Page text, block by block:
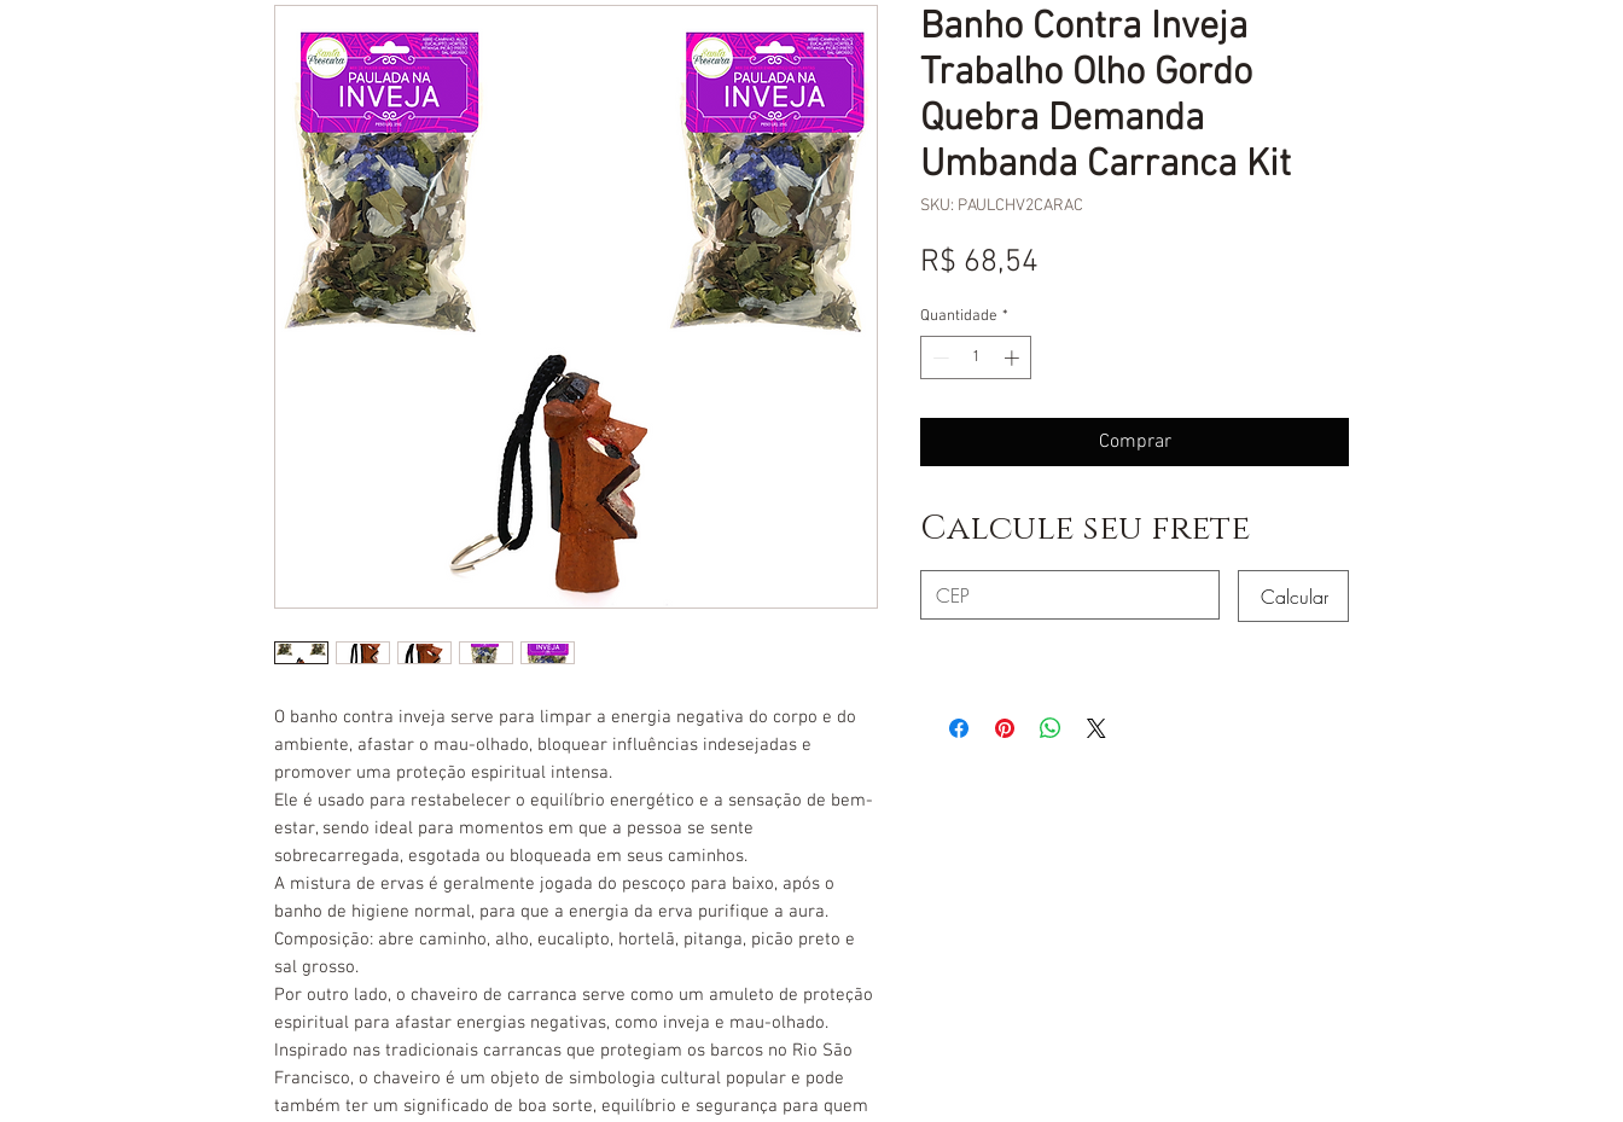
O banho contra inveja serve para limpar a energia negativa do corpo e do
ambiente, afastar o mau-olhado, bloquear influências indesejadas e
promover uma proteção espiritual intensa.
Ele é usado para restabelecer o equilíbrio energético e a sensação de bem-
estar, sendo ideal para momentos em que a pessoa se sente
sobrecarregada, esgotada ou bloqueada em seus caminhos.
A mistura de ervas é geralmente jogada do pescoço para baixo, após o
banho de higiene normal, para que a energia da erva purifique a aura.
Composição: abre caminho, alho, eucalipto, hortelã, pitanga, picão preto e
sal grosso.
Por outro lado, o chaveiro de carranca serve como um amuleto de proteção
espiritual para afastar energias negativas, como inveja e mau-olhado.
Inspirado nas tradicionais carrancas que protegiam os barcos no Rio São
Francisco, o chaveiro é um objeto de simbologia cultural popular e pode
também ter um significado de boa sorte, equilíbrio e segurança para quem
Banho Contra Inveja
Trabalho Olho Gordo
Quebra Demanda
Umbanda Carranca Kit
SKU: PAULCHV2CARAC
R$ 68,54
Quantidade *
Comprar
Calcule seu frete
Calcular